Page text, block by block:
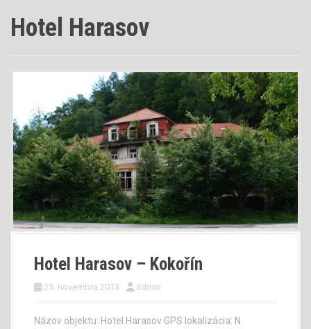
Hotel Harasov
Hotel Harasov – Kokořín
25. novembra 2013 admin
Názov objektu: Hotel Harasov GPS lokalizácia: N